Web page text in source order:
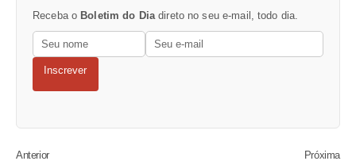
Receba o Boletim do Dia direto no seu e-mail, todo dia.
Inscrever
Anterior Próxima